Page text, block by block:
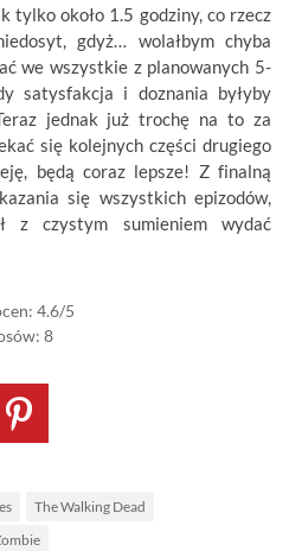
tylko około 1.5 godziny, co rzecz
gdyż… wolałbym chyba
we wszystkie z planowanych 5-
satysfakcja i doznania byłyby
jednak już trochę na to za
się kolejnych części drugiego
będą coraz lepsze! Z finalną
się wszystkich epizodów,
z czystym sumieniem wydać
4.6/5
8
The Walking Dead